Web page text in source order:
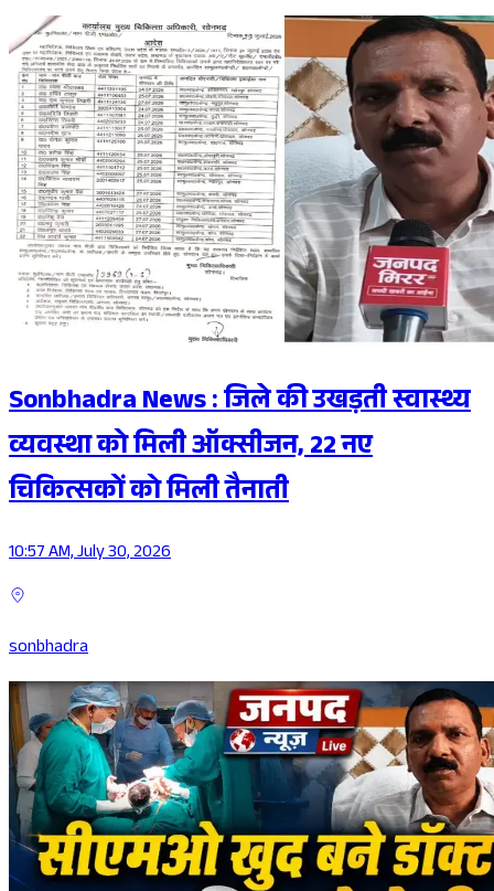
Sonbhadra News : जिले की उखड़ती स्वास्थ्य
व्यवस्था को मिली ऑक्सीजन, 22 नए
चिकित्सकों को मिली तैनाती
10:57 AM, July 30, 2026
sonbhadra